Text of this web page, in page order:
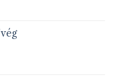
Ft